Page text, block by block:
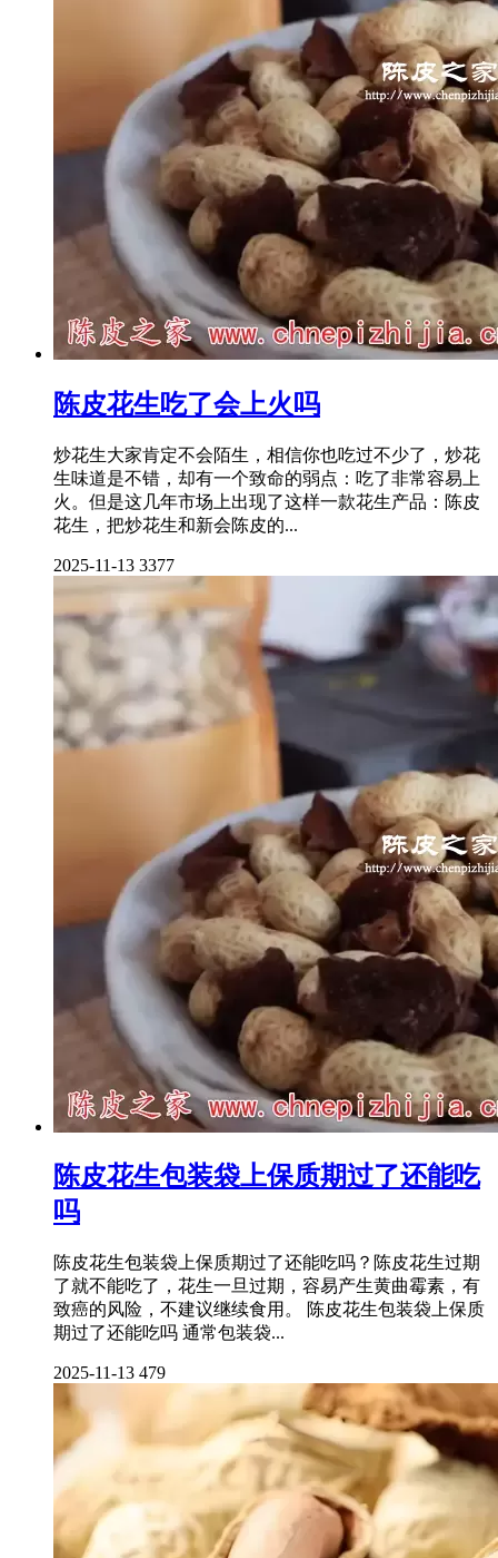
陈皮花生吃了会上火吗
炒花生大家肯定不会陌生，相信你也吃过不少了，炒花
生味道是不错，却有一个致命的弱点：吃了非常容易上
火。但是这几年市场上出现了这样一款花生产品：陈皮
花生，把炒花生和新会陈皮的...
2025-11-13 3377
陈皮花生包装袋上保质期过了还能吃
吗
陈皮花生包装袋上保质期过了还能吃吗？陈皮花生过期
了就不能吃了，花生一旦过期，容易产生黄曲霉素，有
致癌的风险，不建议继续食用。 陈皮花生包装袋上保质
期过了还能吃吗 通常包装袋...
2025-11-13 479